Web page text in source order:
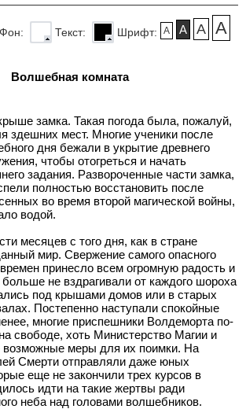
A A A A
Шрифт:
Текст:
Фон:
Волшебная комната
замка. Такая погода была, пожалуй,
здешних мест. Многие ученики после
дня бежали в укрытие древнего
чтобы отогреться и начать
задания. Развороченные части замка,
полностью восстановить после
во время второй магической войны,
водой.
месяцев с того дня, как в стране
мир. Свержение самого опасного
принесло всем огромную радость и
не вздрагивали от каждого шороха
под крышами домов или в старых
Постепенно наступали спокойные
многие приспешники Волдеморта по-
свободе, хоть Министерство Магии и
возможные меры для их поимки. На
Смерти отправляли даже юных
еще не закончили трех курсов в
идти на такие жертвы ради
неба над головами волшебников.